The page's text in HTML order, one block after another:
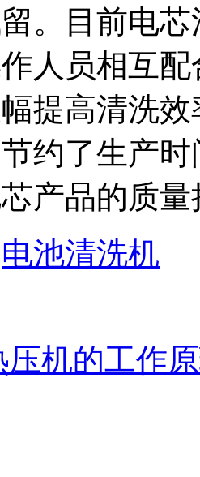
。目前电
人员相互
提高清洗
约了生产
产品的质量
电池清洗机
压机的工作